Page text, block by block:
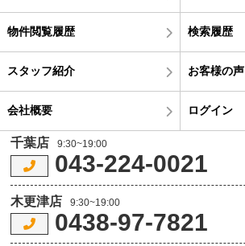
物件閲覧履歴 検索履歴
スタッフ紹介 お客様の声
会社概要 ログイン
千葉店 9:30~19:00
043-224-0021
木更津店 9:30~19:00
0438-97-7821